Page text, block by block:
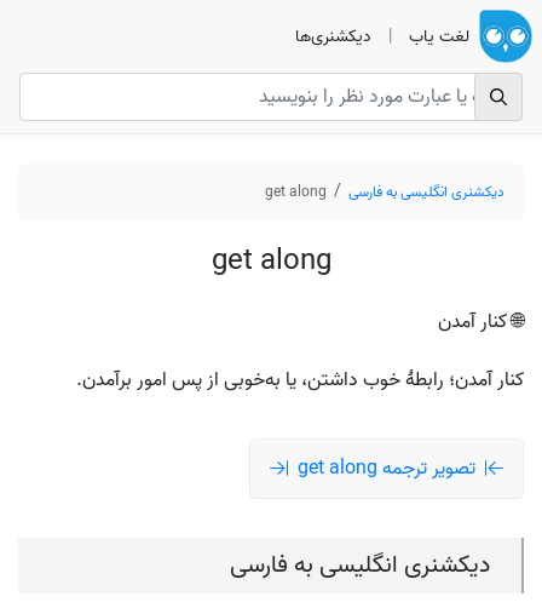
لغت یاب | دیکشنری‌ها
دیکشنری انگلیسی به فارسی get along
get along
🌐 کنار آمدن
کنار آمدن؛ رابطهٔ خوب داشتن، یا به‌خوبی از پس امور برآمدن.
تصویر ترجمه get along
دیکشنری انگلیسی به فارسی